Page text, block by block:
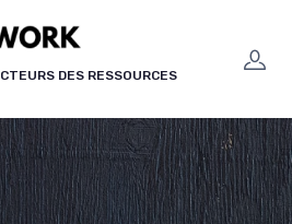
DES RESSOURCES